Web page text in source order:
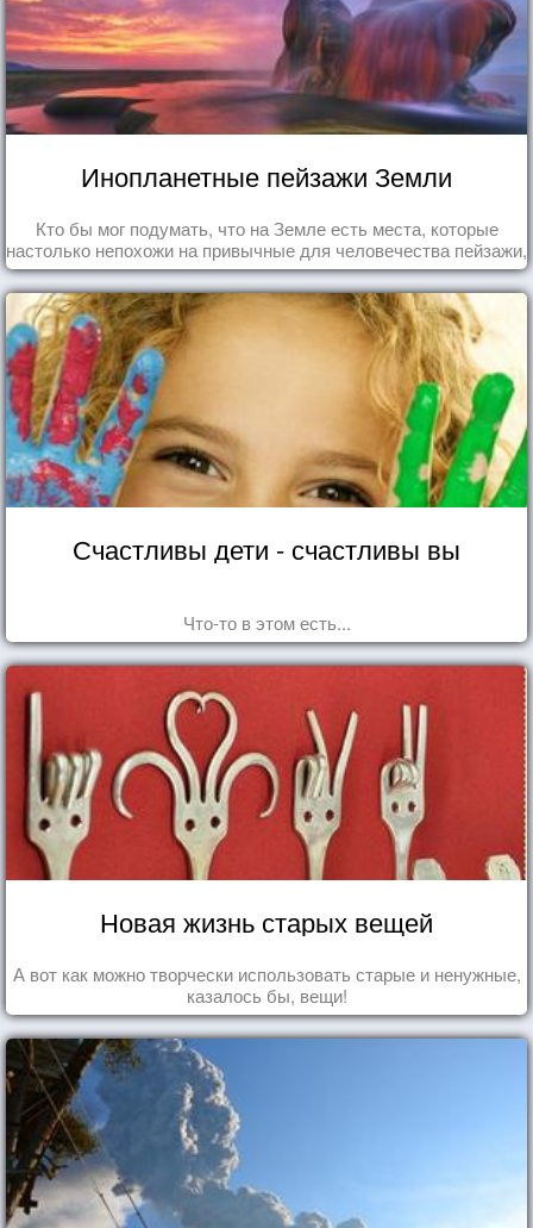
Инопланетные пейзажи Земли
Кто бы мог подумать, что на Земле есть места, которые
настолько непохожи на привычные для человечества пейзажи,
что кажутся и вовсе инопланетными!
Счастливы дети - счастливы вы
Что-то в этом есть...
Новая жизнь старых вещей
А вот как можно творчески использовать старые и ненужные,
казалось бы, вещи!